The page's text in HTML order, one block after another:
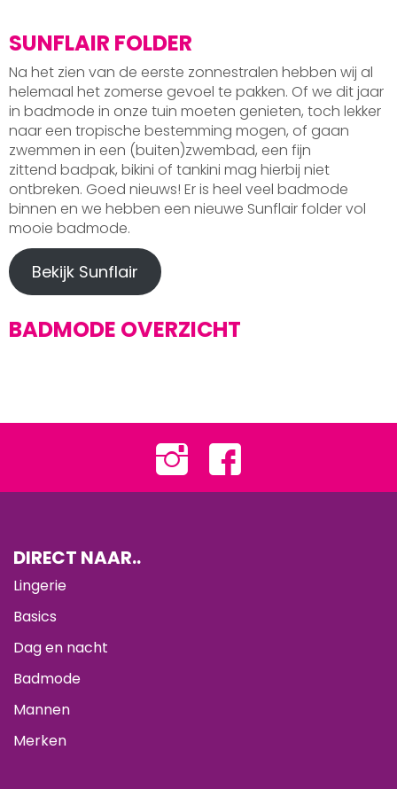
SUNFLAIR FOLDER
Na het zien van de eerste zonnestralen hebben wij al
helemaal het zomerse gevoel te pakken. Of we dit jaar
in badmode in onze tuin moeten genieten, toch lekker
naar een tropische bestemming mogen, of gaan
zwemmen in een (buiten)zwembad, een fijn
zittend badpak, bikini of tankini mag hierbij niet
ontbreken. Goed nieuws! Er is heel veel badmode
binnen en we hebben een nieuwe Sunflair folder vol
mooie badmode.
Bekijk Sunflair
BADMODE OVERZICHT
DIRECT NAAR..
Lingerie
Basics
Dag en nacht
Badmode
Mannen
Merken